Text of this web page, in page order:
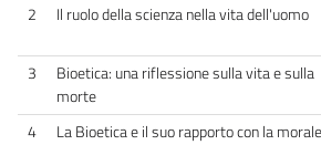
2 Il ruolo della scienza nella vita dell'uomo
3
Bioetica: una riflessione sulla vita e sulla
morte
4 La Bioetica e il suo rapporto con la morale